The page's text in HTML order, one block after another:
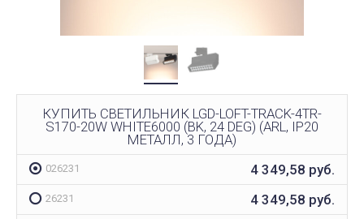
КУПИТЬ СВЕТИЛЬНИК LGD-LOFT-TRACK-4TR-
S170-20W WHITE6000 (BK, 24 DEG) (ARL, IP20
МЕТАЛЛ, 3 ГОДА)
026231 4 349,58 руб.
26231 4 349,58 руб.